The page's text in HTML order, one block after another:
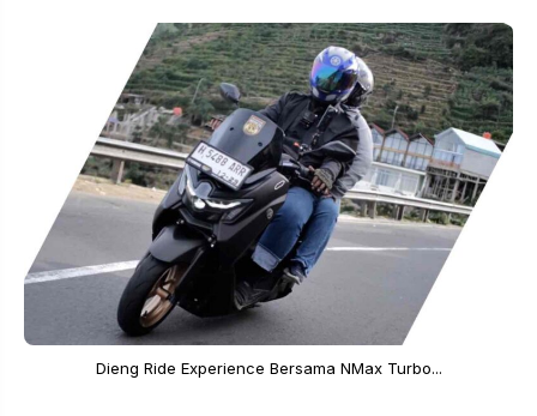
Dieng Ride Experience Bersama NMax Turbo...